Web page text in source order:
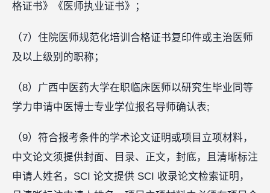
格证书》《医师执业证书》；
（7）住院医师规范化培训合格证书复印件或主治医师
及以上级别的职称；
（8）广西中医药大学在职临床医师以研究生毕业同等
学力申请中医博士专业学位报名导师确认表;
（9）符合报考条件的学术论文证明或项目立项材料，
中文论文须提供封面、目录、正文，封底，且清晰标注
申请人姓名，SCI 论文提供 SCI 收录论文检索证明，